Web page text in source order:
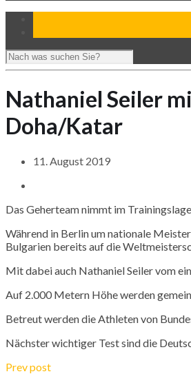
Nathaniel Seiler
Doha/Katar
11. August 2019
Das Geherteamnimmt im
Während in Berlin um nationale
Bulgarien bereits auf die
Mit dabei auch NathanielSeiler vom
Auf 2.000 Metern Höhe werden
Betreut werden die Athleten von
Nächster wichtiger Test sind die
Prev post